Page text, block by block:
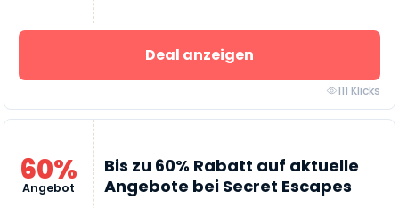
Deal anzeigen
111 Klicks
60%
Angebot
Bis zu 60% Rabatt auf aktuelle
Angebote bei Secret Escapes